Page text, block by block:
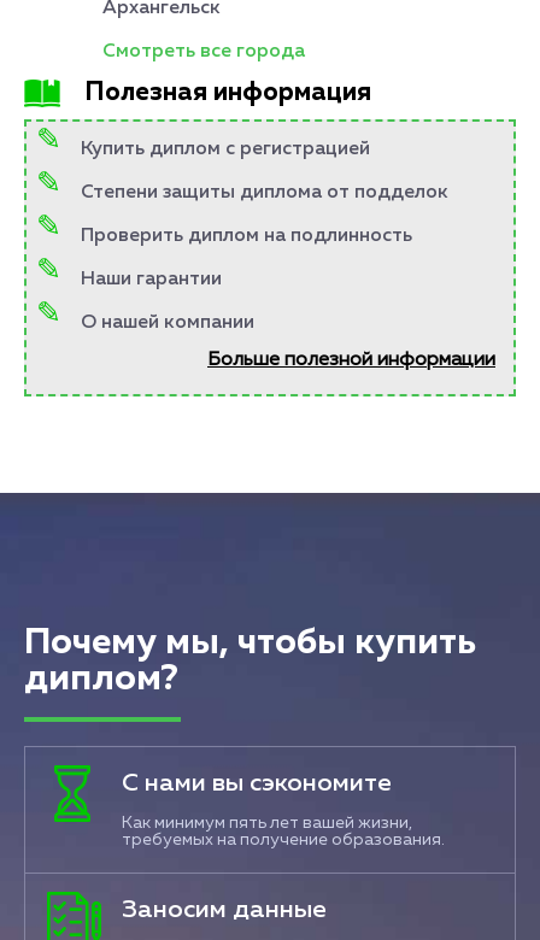
Архангельск
Смотреть все города
Полезная информация
Купить диплом с регистрацией
Степени защиты диплома от подделок
Проверить диплом на подлинность
Наши гарантии
О нашей компании
Больше полезной информации
Почему мы, чтобы купить
диплом?
С нами вы сэкономите
Как минимум пять лет вашей жизни,
требуемых на получение образования.
Заносим данные